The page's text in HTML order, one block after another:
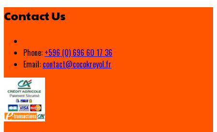
Contact Us
Phone: +596 (0) 696 60 17 36
Email: contact@cocokreyol.fr